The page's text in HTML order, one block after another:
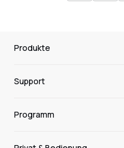
Produkte
Support
Programm